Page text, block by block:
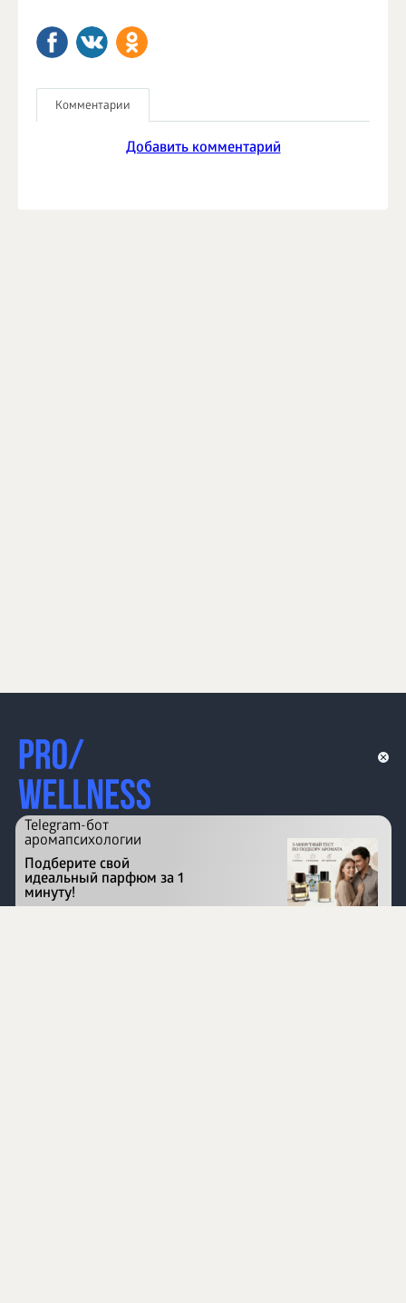
Комментарии
Добавить комментарий
Перейти на сайт
Telegram-бот
аромапсихологии
Подберите свой
идеальный парфюм за 1
минуту!